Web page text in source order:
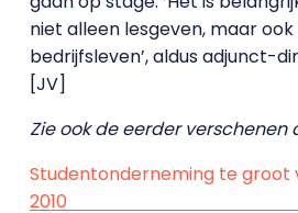
niet alleen lesgeven, maar
bedrijfsleven’, aldus adjunct-
[JV]
Zie ook de eerder verschenen
Studentonderneming te groot
2010